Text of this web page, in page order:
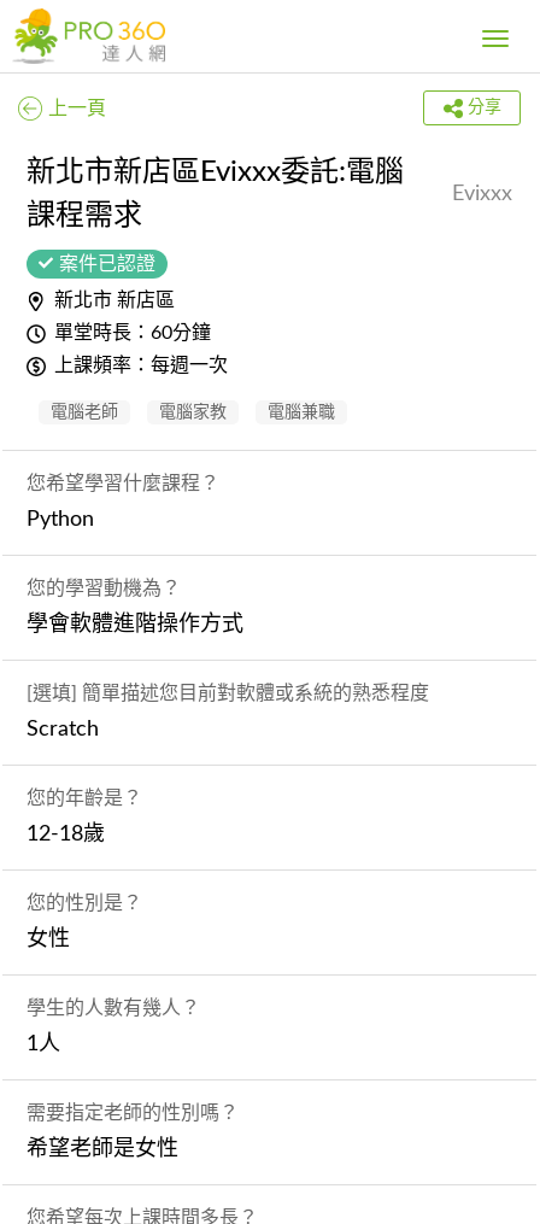
Toggle
上一頁 分享
新北市新店區Evixxx委託:電腦
課程需求
Evixxx
案件已認證
新北市 新店區
單堂時長：60分鐘
上課頻率：每週一次
電腦老師 電腦家教 電腦兼職
您希望學習什麼課程？
Python
您的學習動機為？
學會軟體進階操作方式
[選填] 簡單描述您目前對軟體或系統的熟悉程度
Scratch
您的年齡是？
12-18歲
您的性別是？
女性
學生的人數有幾人？
1人
需要指定老師的性別嗎？
希望老師是女性
您希望每次上課時間多長？